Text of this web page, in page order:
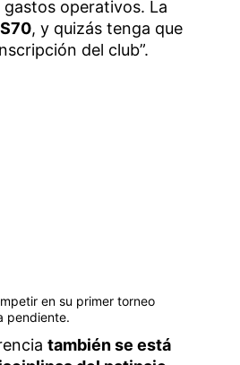
gastos operativos. La
, y quizás tenga que
del club”.
en su primer torneo
pendiente.
también se está